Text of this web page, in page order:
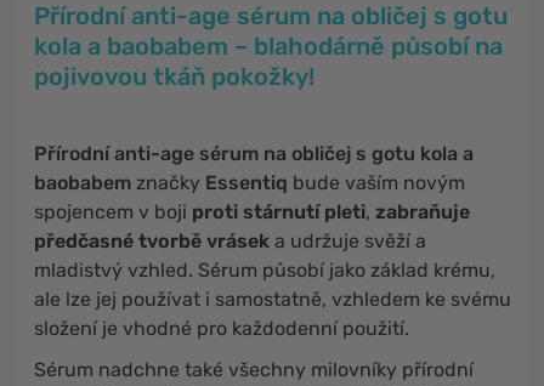
Přírodní anti-age sérum na obličej s gotu
kola a baobabem – blahodárně působí na
pojivovou tkáň pokožky!
Přírodní anti-age sérum na obličej s gotu kola a
baobabem značky Essentiq bude vaším novým
spojencem v boji proti stárnutí pleti, zabraňuje
předčasné tvorbě vrásek a udržuje svěží a
mladistvý vzhled. Sérum působí jako základ krému,
ale lze jej používat i samostatně, vzhledem ke svému
složení je vhodné pro každodenní použití.
Sérum nadchne také všechny milovníky přírodní